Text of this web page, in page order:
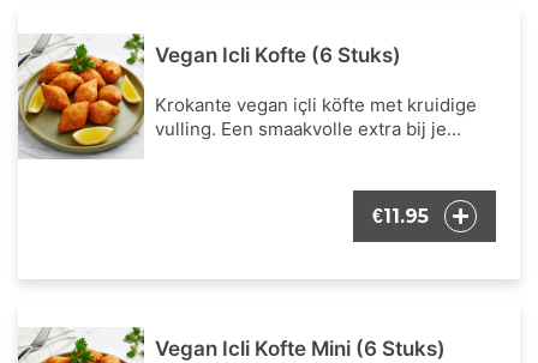
Vegan Icli Kofte (6 Stuks)
Krokante vegan içli köfte met kruidige
vulling. Een smaakvolle extra bij je
€11.95
Vegan Icli Kofte Mini (6 Stuks)